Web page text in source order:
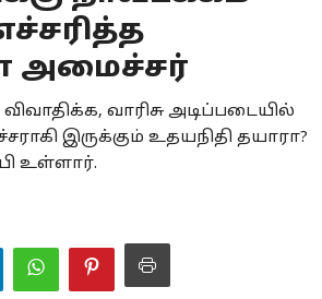
அமைச்சர்
வாரிசு அடிப்படையில்
இருக்கும் உதயநிதி தயாரா?
உள்ளார்.